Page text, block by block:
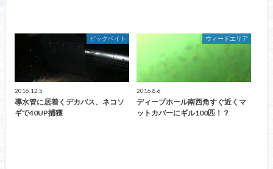
ビックベイト
2016.12.5
導水管に居着くデカバス、ネコソ
ギで40UP捕獲
ウィードエリア
2016.8.6
ディープホール南西角すぐ近くマ
ットカバーにギル100匹！？